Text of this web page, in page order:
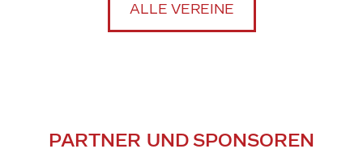
ALLE VEREINE
PARTNER UND SPONSOREN